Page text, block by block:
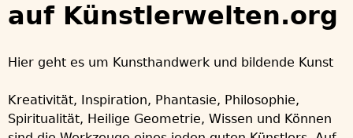
auf Künstlerwelten.org
Hier geht es um Kunsthandwerk und bildende Kunst
Kreativität, Inspiration, Phantasie, Philosophie,
Spiritualität, Heilige Geometrie, Wissen und Können